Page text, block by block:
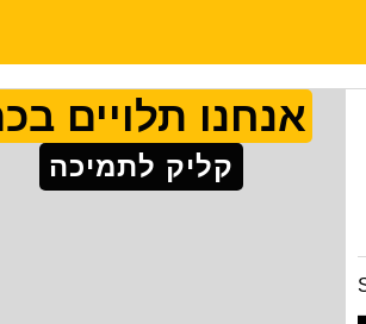
אנחנו תלויים
קליק לתמיכה